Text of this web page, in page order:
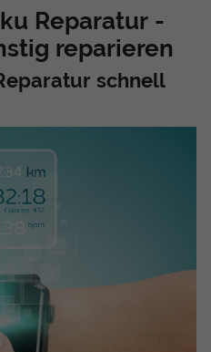
Reparatur -
reparieren
schnell